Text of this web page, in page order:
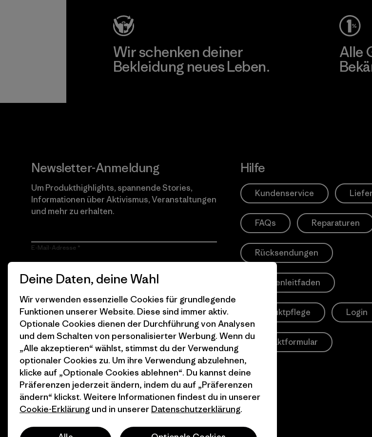
Wir schenken deiner
Bekleidung neues Leben.
Alle
Newsletter-Anmeldung
Um Produkthighlights, spannende Stories,
Informationen über Aktivismus, Veranstaltungen
und mehr zu erhalten.
E-Mail-Adresse
Durch Klicken auf die Anmelden Taste, erkläre mich damit
einverstanden, dass Patagonia meine E-Mail-Adresse
Stories, Informationen über Aktivismus, Veranstaltungen und
mehr gemäß der Datenschutzerklärungvon Patagonia zusendet.
Anmelden
Hilfe
Kundenservice
FAQs Reparaturen
Rücksendungen
Größenleitfaden
Produktpflege Login
Kontaktformular
© 2026 Patagonia, Inc. All Rights Reserved.
Deine Daten, deine Wahl
Wir verwenden essenzielle Cookies für grundlegende
Funktionen unserer Website. Diese sind immer aktiv.
Optionale Cookies dienen der Durchführung von Analysen
und dem Schalten von personalisierter Werbung. Wenn du
„Alle akzeptieren“ wählst, stimmst du der Verwendung
optionaler Cookies zu. Um ihre Verwendung abzulehnen,
klicke auf „Optionale Cookies ablehnen“. Du kannst deine
Präferenzen jederzeit ändern, indem du auf „Präferenzen
ändern“ klickst. Weitere Informationen findest du in unserer
Cookie-Erklärung und in unserer Datenschutzerklärung.